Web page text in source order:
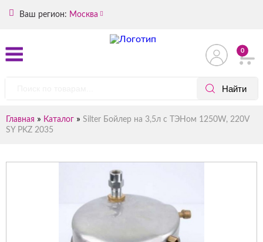
Ваш регион: Москва
0
Главная » Каталог » Silter Бойлер на 3,5л с ТЭНом 1250W, 220V
SY PKZ 2035